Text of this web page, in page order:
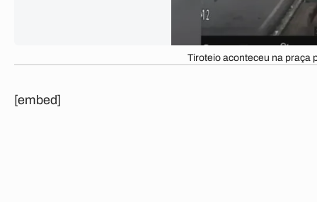
Tiroteio aconteceu na praça
[embed]